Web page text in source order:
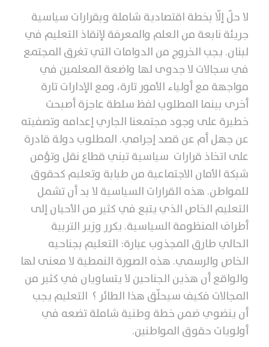
لا حلّ إلّا بخطة اقتصادية شاملة وبقرارات سياسية
جريئة نابعة من العلم والمعرفة لإنقاذ التعليم في
لبنان. يجب الخروج من الدوامات التي تغرق المجتمع
في سجالات لا جدوى لها واضعة المعلمين في
مواجهة مع أولياء الأمور تارة، ومع الإدارات تارة
أخرى بينما المطلوب لفظ سلطة عاجزة أصبحت
خطيرة على وجود مجتمعنا الجاري إعدامه وتصفيته
عن جهل أم عن قصد إجرامي. المطلوب دولة قادرة
على اتخاذ قرارات سياسية تبني قطاع نقل وتؤمن
شبكة الأمان الاجتماعية من طبابة وتعليم كحقوق
للمواطن. هذه القرارات السياسية لا بد أن تشمل
التعليم الخاص الذي يتبع في كثير من الأحيان إلى
أطراف المنظومة السياسية. يكرر وزير التربية
الحالي طارق المجذوب عبارة: التعليم بجناحيه
الخاص والرسمي. هذه الصورة النمطية لا معنى لها
والواقع أن هذين الجناحين لا يتساويان في كثير من
المجالات فكيف سيحلّق هذا الطائر ؟ التعليم يجب
أن ينضوي ضمن خطة وطنية شاملة تضعه في
أولويات حقوق المواطنين.